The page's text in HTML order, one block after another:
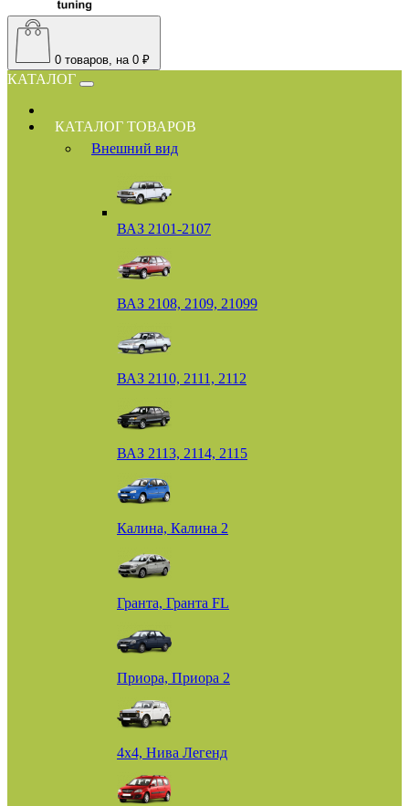
0 товаров, на 0 ₽
КАТАЛОГ
КАТАЛОГ ТОВАРОВ
Внешний вид
ВАЗ 2101-2107
ВАЗ 2108, 2109, 21099
ВАЗ 2110, 2111, 2112
ВАЗ 2113, 2114, 2115
Калина, Калина 2
Гранта, Гранта FL
Приора, Приора 2
4х4, Нива Легенд